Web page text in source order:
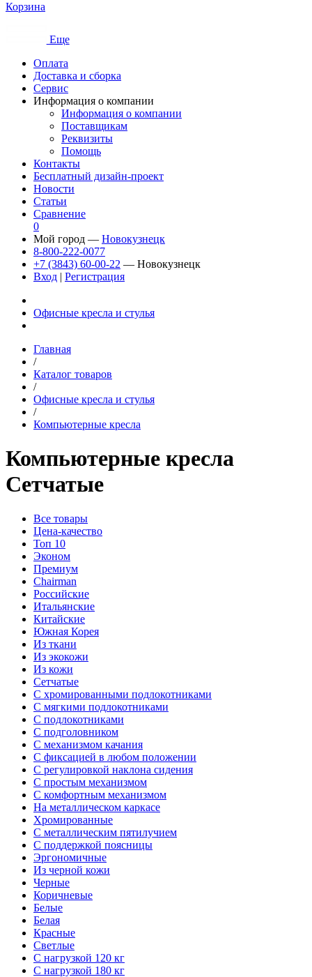
Корзина
Еще
Оплата
Доставка и сборка
Сервис
Информация о компании
Информация о компании
Поставщикам
Реквизиты
Помощь
Контакты
Бесплатный дизайн-проект
Новости
Статьи
Сравнение
0
Мой город — Новокузнецк
8-800-222-0077
+7 (3843) 60-00-22 — Новокузнецк
Вход | Регистрация
Офисные кресла и стулья
Главная
/
Каталог товаров
/
Офисные кресла и стулья
/
Компьютерные кресла
Компьютерные кресла
Сетчатые
Все товары
Цена-качество
Топ 10
Эконом
Премиум
Chairman
Российские
Итальянские
Китайские
Южная Корея
Из ткани
Из экокожи
Из кожи
Сетчатые
С хромированными подлокотниками
С мягкими подлокотниками
C подлокотниками
С подголовником
С механизмом качания
С фиксацией в любом положении
С регулировкой наклона сидения
С простым механизмом
С комфортным механизмом
На металлическом каркасе
Хромированные
С металлическим пятилучием
С поддержкой поясницы
Эргономичные
Из черной кожи
Черные
Коричневые
Белые
Белая
Красные
Светлые
С нагрузкой 120 кг
С нагрузкой 180 кг